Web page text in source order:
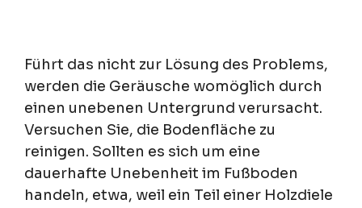
Führt das nicht zur Lösung des Problems,
werden die Geräusche womöglich durch
einen unebenen Untergrund verursacht.
Versuchen Sie, die Bodenfläche zu
reinigen. Sollten es sich um eine
dauerhafte Unebenheit im Fußboden
handeln, etwa, weil ein Teil einer Holzdiele